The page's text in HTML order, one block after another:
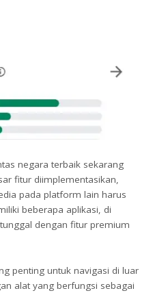
negara terbaik sekarang
fitur diimplementasikan,
pada platform lain harus
beberapa aplikasi, di
dengan fitur premium
penting untuk navigasi di luar
alat yang berfungsi sebagai